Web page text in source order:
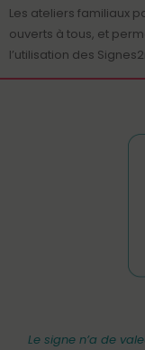
Les ateliers familiaux
ouverts à tous, et
l’utilisation des
Le signe n’a de